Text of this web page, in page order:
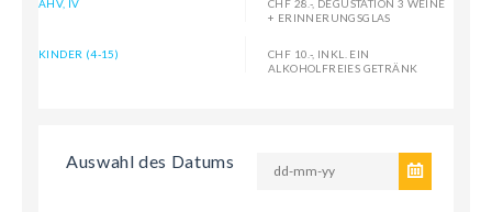
AHV, IV
CHF 28.-, DEGUSTATION 3 WEINE
+ ERINNERUNGSGLAS
KINDER (4-15)
CHF 10.-, INKL. EIN
ALKOHOLFREIES GETRÄNK
Auswahl des Datums